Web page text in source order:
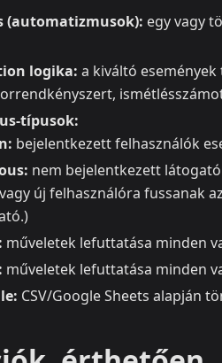
(automatizmusok): egy vagy
logika: a kiváltó
bejelentkezett felhasználók
nem bejelentkezett
új felhasználóra fussanak
műveletek lefuttatása minden
műveletek lefuttatása minden
CSV/Google Sheets alapján